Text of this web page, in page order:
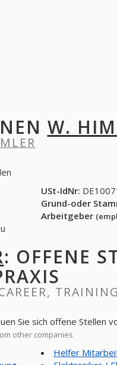
W.
USt-IdNr:
Grund-oder
Arbeitgeber
: OFFENE
Sie sich offene Stellen
other companies
Helfer